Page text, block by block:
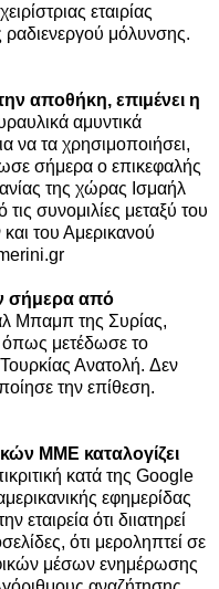
εταιρίας
ραδιενεργού μόλυνσης.
αποθήκη, επιμένει η
αμυντικά
να τα χρησιμοποιήσει,
σήμερα ο επικεφαλής
της χώρας Ισμαήλ
συνομιλίες μεταξύ του
του Αμερικανού
σήμερα από
Μπαμπ της Συρίας,
όπως μετέδωσε το
Ανατολή. Δεν
την επίθεση.
ΜΜΕ καταλογίζει
κατά της Google
εφημερίδας
ότι διιατηρεί
ότι μεροληπτεί σε
μέσων ενημέρωσης